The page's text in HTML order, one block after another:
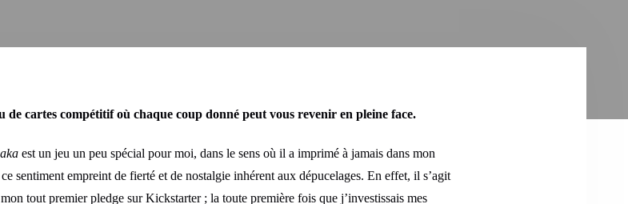
cartes compétitif où chaque coup donné peut vous revenir en pleine face.
est un jeu un peu spécial pour moi, dans le sens où il a imprimé à jamais dans mon
sentiment empreint de fierté et de nostalgie inhérent aux dépucelages. En effet, il s’agit
tout premier pledge sur Kickstarter ; la toute première fois que j’investissais mes